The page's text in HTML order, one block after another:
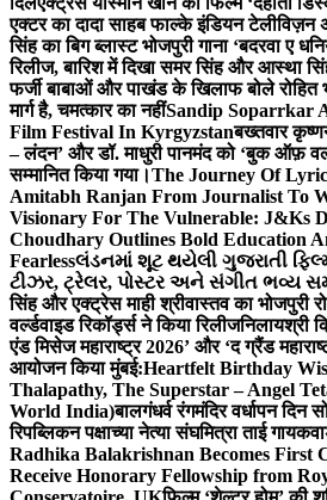
एक्टर का दादा साहब फाल्के इंडियन टेलीविज़न
सिंह का बिग ब्लास्ट भोजपुरी गाना ‘बदरवा ए
रिलीज, बारिश में दिखा समर सिंह और आस्था
फर्जी बाबाओं और पाखंड के खिलाफ बोले रोहित
मार्ग है, चमत्कार का नहींSandip Soparrkar
Film Festival In Kyrgyzstanबख्तवार
– लंदन’ और डॉ. माधुरी पानमंद को ‘बुक ऑफ़
सम्मानित किया गया।The Journey Of
Amitabh Ranjan From Journalist To
Visionary For The Vulnerable: J&Ks
Choudhary Outlines Bold Education
Fearlessલંડનમાં શૂટ થયેલી ગુજરાતી
ટીઝર, ટ્રેલર, પોસ્ટર અને સંગીત ભવ્ય
सिंह और एक्ट्रेस माही श्रीवास्तव का भोजपुरी
वर्ल्डवाइड रिकॉर्ड्स ने किया रिलीजनिलायश्री
एंड मिसेज महाराष्ट्र 2026’ और ‘द ग्रैंड
आयोजन किया मुंबई:Heartfelt Birthday
Thalapathy, The Superstar – Angel
World India)बालगंधर्व रंगमंदिर वर्धापन दिन
रिपब्लिकन पक्षाच्या नेत्या संघमित्रा ताई
Radhika Balakrishnan Becomes First
Receive Honorary Fellowship from